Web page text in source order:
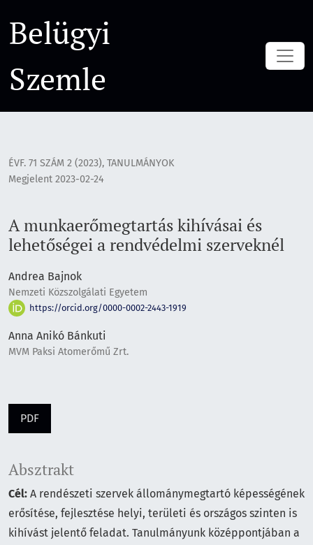
Belügyi
Szemle
ÉVF. 71 SZÁM 2 (2023), TANULMÁNYOK
A munkaerőmegtartás kihívásai és
lehetőségei a rendvédelmi szerveknél
Megjelent 2023-02-24
Andrea Bajnok
Nemzeti Közszolgálati Egyetem
https://orcid.org/0000-0002-2443-1919
Anna Anikó Bánkuti
MVM Paksi Atomerőmű Zrt.
PDF
Absztrakt
Cél: A rendészeti szervek állománymegtartó képességének
erősítése, fejlesztése helyi, területi és országos szinten is
kihívást jelentő feladat. Tanulmányunk középpontjában a